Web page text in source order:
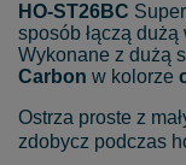
HO-ST26BC
sposób łączą
Wykonane z dużą
Carbon w kolorze
Ostrza proste z
zdobycz podczas